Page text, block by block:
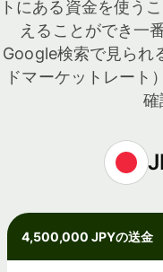
トにある資金を使う
えることができ一
Google検索で見られ
ドマーケットレート
確
4,500,000 JPYの送金